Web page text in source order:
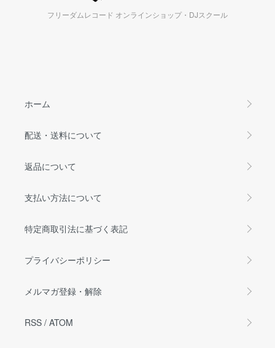
フリーダムレコード オンラインショップ・DJスクール
ホーム
配送・送料について
返品について
支払い方法について
特定商取引法に基づく表記
プライバシーポリシー
メルマガ登録・解除
RSS / ATOM